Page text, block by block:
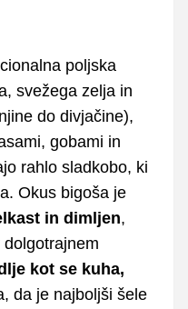
poljska
svežega zelja in
do divjačine),
gobami in
rahlo sladkobo, ki
Okus bigoša je
in dimljen,
kot se kuha,
da je najboljši šele